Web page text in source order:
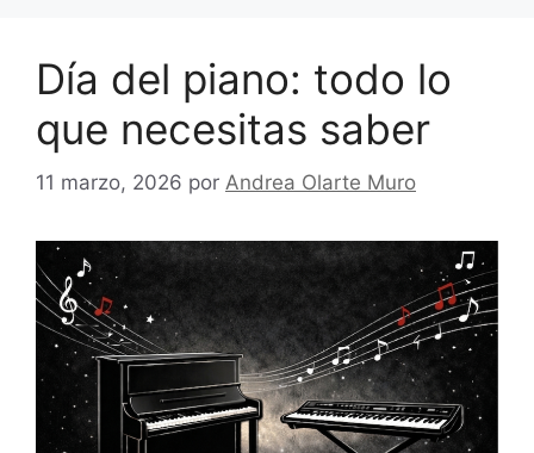
Día del piano: todo lo
que necesitas saber
11 marzo, 2026 por Andrea Olarte Muro